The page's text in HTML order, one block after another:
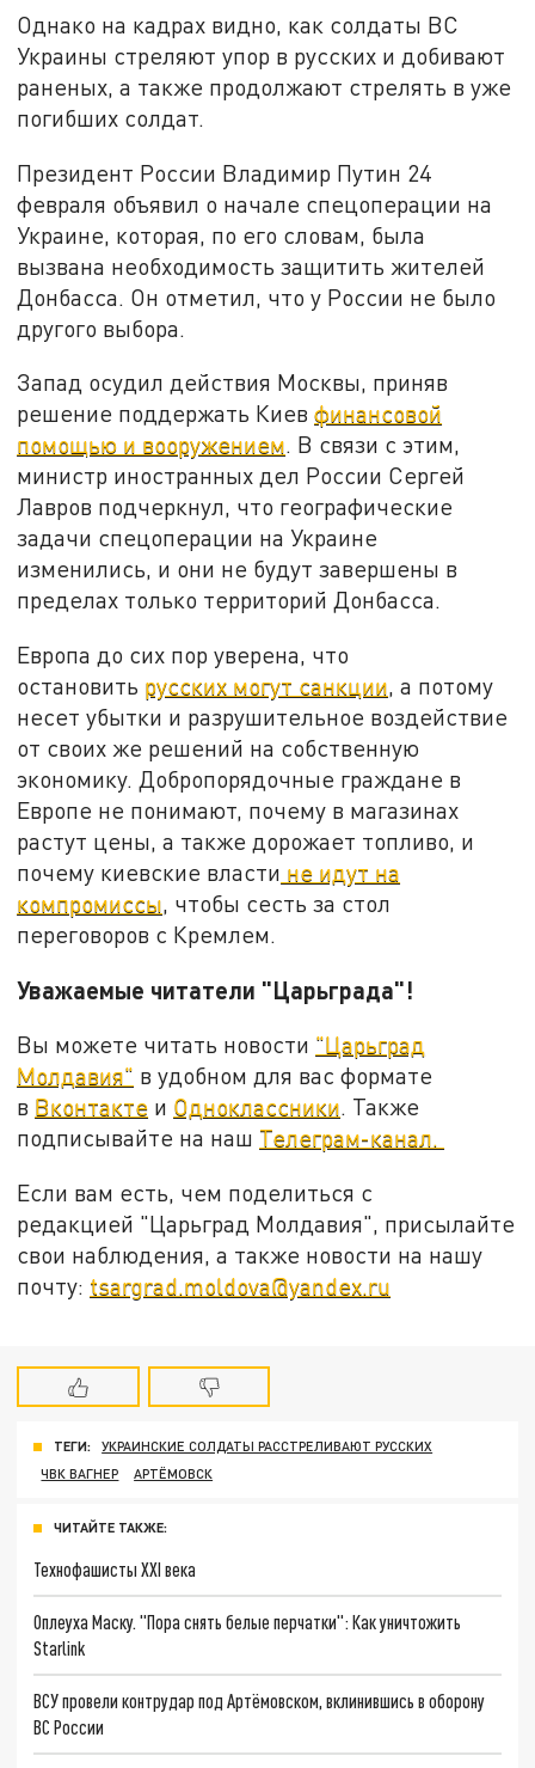
Однако на кадрах видно, как солдаты ВС
Украины стреляют упор в русских и добивают
раненых, а также продолжают стрелять в уже
погибших солдат.
Президент России Владимир Путин 24
февраля объявил о начале спецоперации на
Украине, которая, по его словам, была
вызвана необходимость защитить жителей
Донбасса. Он отметил, что у России не было
другого выбора.
Запад осудил действия Москвы, приняв
решение поддержать Киевфинансовой
помощью и вооружением. В связи с этим,
министр иностранных дел России Сергей
Лавров подчеркнул, что географические
задачи спецоперации на Украине
изменились, и они не будут завершены в
пределах только территорий Донбасса.
Европа до сих пор уверена, что
остановить русских могут санкции, а потому
несет убытки и разрушительное воздействие
от своих же решений на собственную
экономику. Добропорядочные граждане в
Европе не понимают, почему в магазинах
растут цены, а также дорожает топливо, и
почему киевские власти не идут на
компромиссы, чтобы сесть за стол
переговоров с Кремлем.
Уважаемые читатели "Царьграда"!
Вы можете читать новости "Царьград
Молдавия" в удобном для вас формате
в Вконтакте и Одноклассники. Также
подписывайте на наш Телеграм-канал.
Если вам есть, чем поделиться с
редакцией "Царьград Молдавия", присылайте
свои наблюдения, а также новости на нашу
почту: tsargrad.moldova@yandex.ru
ТЕГИ:
УКРАИНСКИЕ СОЛДАТЫ РАССТРЕЛИВАЮТ РУССКИХ
ЧВК ВАГНЕР
АРТЁМОВСК
ЧИТАЙТЕ ТАКЖЕ:
Технофашисты XXI века
Оплеуха Маску. "Пора снять белые перчатки": Как уничтожить
Starlink
ВСУ провели контрудар под Артёмовском, вклинившись в оборону
ВС России